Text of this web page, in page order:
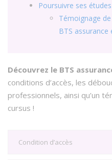
Poursuivre ses
Témoignage
BTS assurance
Découvrez le BTS
conditions d’accès, les
professionnels, ainsi qu’un
cursus !
Condition d’accès